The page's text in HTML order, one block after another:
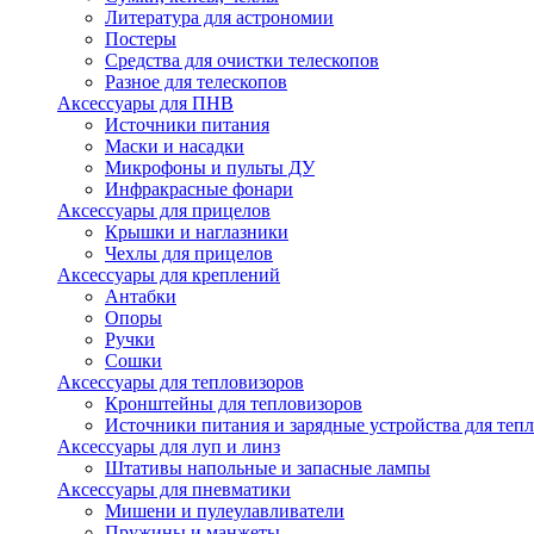
Литература для астрономии
Постеры
Средства для очистки телескопов
Разное для телескопов
Аксессуары для ПНВ
Источники питания
Маски и насадки
Микрофоны и пульты ДУ
Инфракрасные фонари
Аксессуары для прицелов
Крышки и наглазники
Чехлы для прицелов
Аксессуары для креплений
Антабки
Опоры
Ручки
Сошки
Аксессуары для тепловизоров
Кронштейны для тепловизоров
Источники питания и зарядные устройства для
Аксессуары для луп и линз
Штативы напольные и запасные лампы
Аксессуары для пневматики
Мишени и пулеулавливатели